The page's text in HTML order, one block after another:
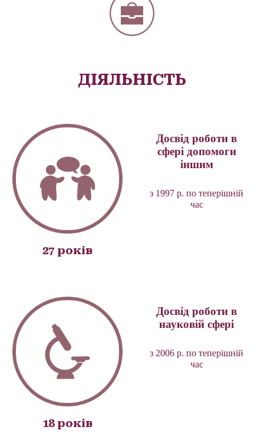
ДІЯЛЬНІСТЬ
27 років
Досвід роботи в
сфері допомоги
іншим
з 1997 р. по теперішній
час
18 років
Досвід роботи в
науковій сфері
з 2006 р. по теперішній
час